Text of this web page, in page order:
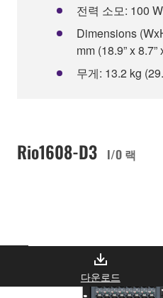
전력 소모: 100 W
Dimensions
mm (18.9” x 8.7”
무게: 13.2 kg
Rio1608-D3 I/O 랙
다운로드